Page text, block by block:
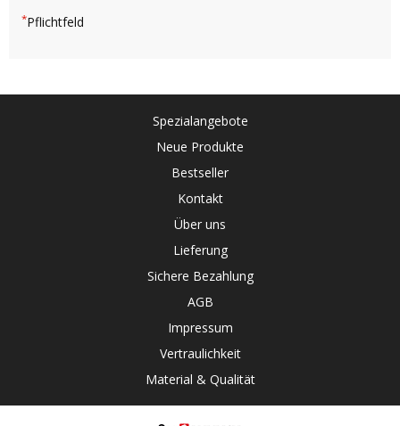
*Pflichtfeld
Spezialangebote
Neue Produkte
Bestseller
Kontakt
Über uns
Lieferung
Sichere Bezahlung
AGB
Impressum
Vertraulichkeit
Material & Qualität